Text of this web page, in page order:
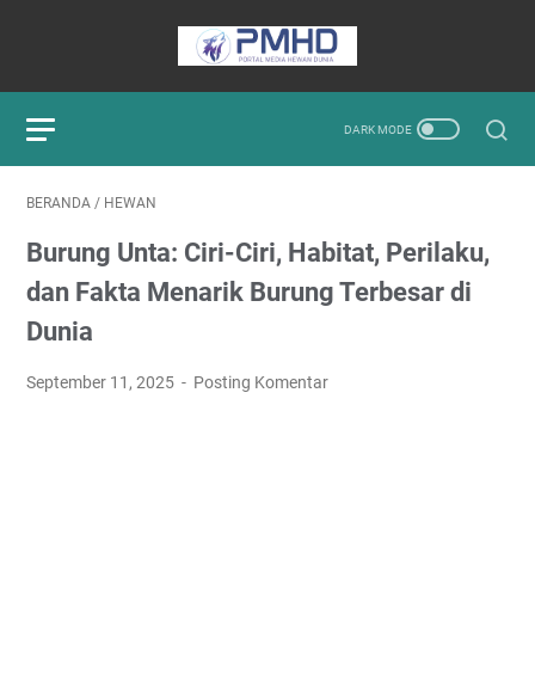
BERANDA / HEWAN
Burung Unta: Ciri-Ciri, Habitat, Perilaku,
dan Fakta Menarik Burung Terbesar di
Dunia
September 11, 2025 Posting Komentar